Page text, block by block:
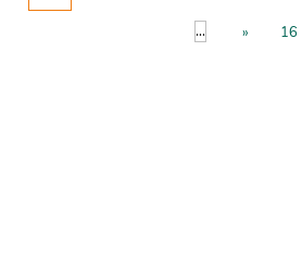
... » 16